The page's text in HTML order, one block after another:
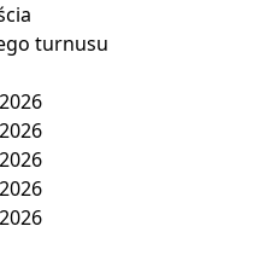
turnusu